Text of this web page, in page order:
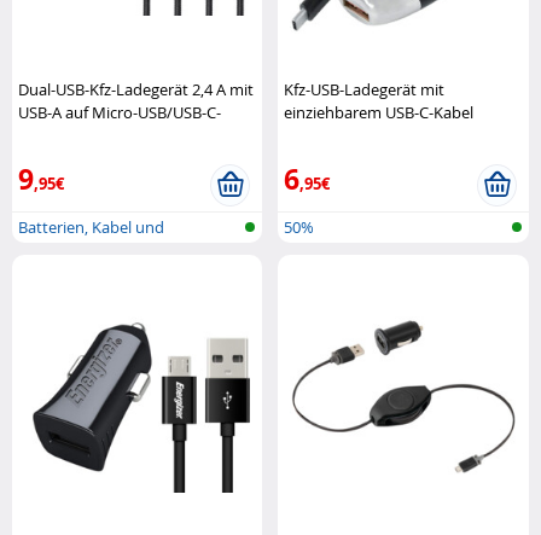
Dual-USB-Kfz-Ladegerät 2,4 A mit
USB-A auf Micro-USB/USB-C-
9,95€
Batterien, Kabel und
Kfz-USB-Ladegerät mit
einziehbarem USB-C-Kabel
6,95€
50%